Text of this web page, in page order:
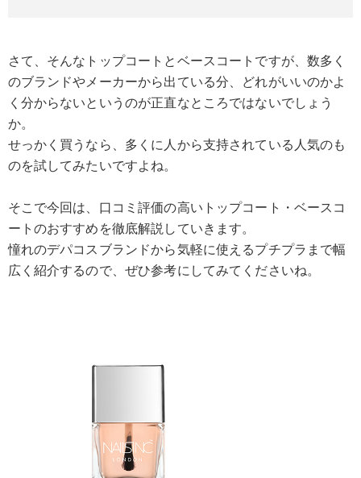
さて、そんなトップコートとベースコートですが、数多く
のブランドやメーカーから出ている分、どれがいいのかよ
く分からないというのが正直なところではないでしょう
か。
せっかく買うなら、多くに人から支持されている人気のも
のを試してみたいですよね。
そこで今回は、口コミ評価の高いトップコート・ベースコ
ートのおすすめを徹底解説していきます。
憧れのデパコスブランドから気軽に使えるプチプラまで幅
広く紹介するので、ぜひ参考にしてみてくださいね。